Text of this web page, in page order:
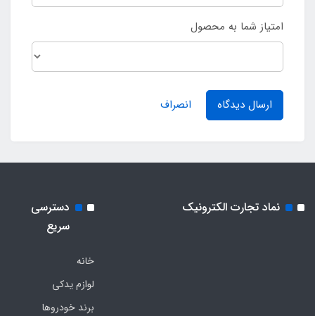
امتیاز شما به محصول
ارسال دیدگاه انصراف
نماد تجارت الکترونیک
دسترسی
سریع
خانه
لوازم یدکی
برند خودروها